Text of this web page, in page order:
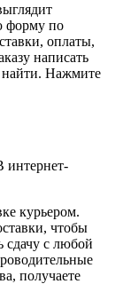
форму по
оплаты,
написать
найти. Нажмите
интернет-
курьером.
чтобы
сдачу с любой
получаете